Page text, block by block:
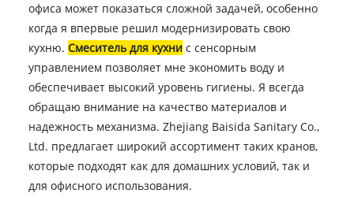
офиса может показаться сложной задачей, особенно
когда я впервые решил модернизировать свою
кухню. Смеситель для кухнис сенсорным
управлением позволяет мне экономить воду и
обеспечивает высокий уровень гигиены. Я всегда
обращаю внимание на качество материалов и
надежность механизма. Zhejiang Baisida Sanitary Co.,
Ltd. предлагает широкий ассортимент таких кранов,
которые подходят как для домашних условий, так и
для офисного использования.